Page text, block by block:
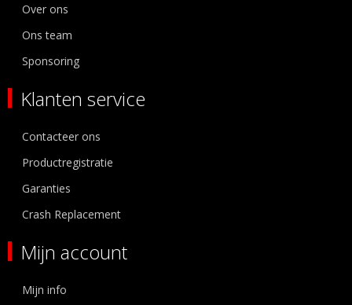
Over ons
Ons team
Sponsoring
Klanten service
Contacteer ons
Productregistratie
Garanties
Crash Replacement
Mijn account
Mijn info